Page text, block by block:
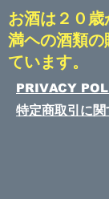
お酒は２０
満ヘの酒類の
ています。
​PRIVACY
特定商取引に